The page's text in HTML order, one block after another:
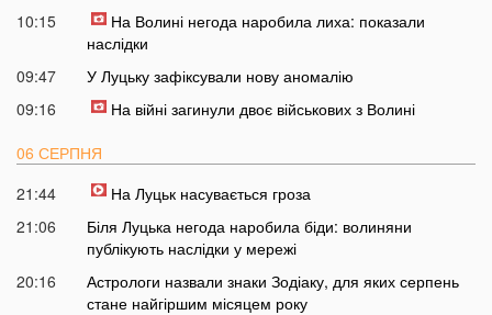
10:15
На Волині негода наробила лиха: показали
наслідки
09:47
У Луцьку зафіксували нову аномалію
09:16
На війні загинули двоє військових з Волині
06 СЕРПНЯ
21:44
На Луцьк насувається гроза
21:06
Біля Луцька негода наробила біди: волиняни
публікують наслідки у мережі
20:16
Астрологи назвали знаки Зодіаку, для яких серпень
стане найгіршим місяцем року